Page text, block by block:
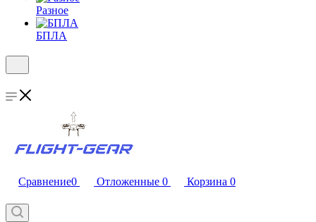
Разное
БПЛА
Сравнение0 Отложенные 0 Корзина 0